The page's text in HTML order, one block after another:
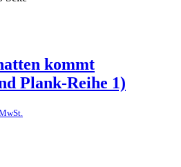
kommt
Plank-Reihe 1)